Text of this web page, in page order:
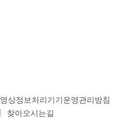
영상정보처리기기운영관리방침
찾아오시는길